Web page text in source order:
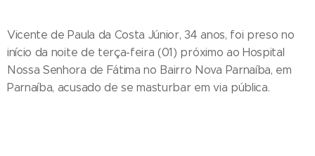
Vicente de Paula da Costa Júnior, 34 anos, foi preso no
início da noite de terça-feira (01) próximo ao Hospital
Nossa Senhora de Fátima no Bairro Nova Parnaíba, em
Parnaíba, acusado de se masturbar em via pública.